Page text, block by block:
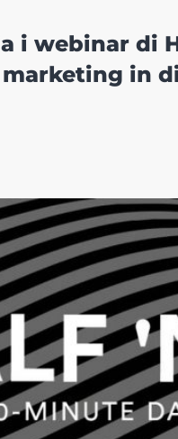
i webinar di
in